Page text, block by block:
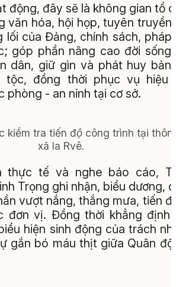
động, đây sẽ là không gian tổ
văn hóa, hội họp, tuyên truyền
lối của Đảng, chính sách, pháp
góp phần nâng cao đời sống
dân, giữ gìn và phát huy bản
tộc, đồng thời phục vụ hiệu
phòng - an ninh tại cơ sở.
kiểm tra tiến độ công trình tại thôn
xã Ia Rvê.
thực tế và nghe báo cáo,
Trọng ghi nhận, biểu dương,
vượt nắng, thắng mưa, tiến
đơn vị. Đồng thời khẳng định
hiện sinh động của trách
gắn bó máu thịt giữa Quân